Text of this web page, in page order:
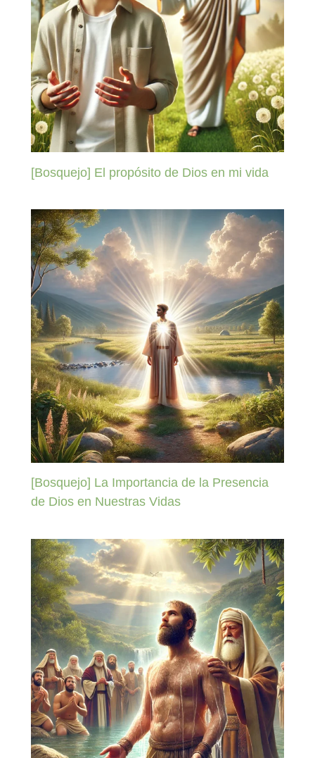
[Bosquejo] El propósito de Dios en mi vida
[Bosquejo] La Importancia de la Presencia
de Dios en Nuestras Vidas